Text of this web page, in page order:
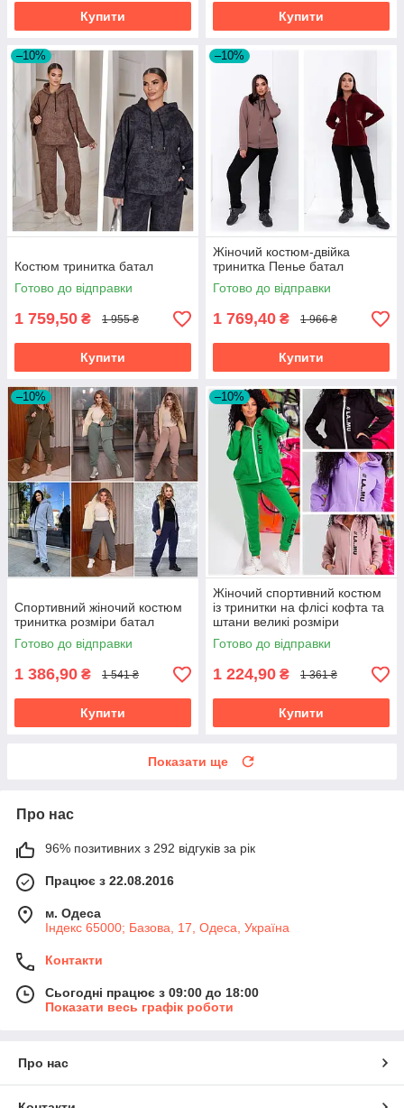
Купити Купити
–10%
Костюм тринитка батал
Готово до відправки
1 759,50 ₴ 1 955 ₴
Купити
–10%
Жіночий костюм-двійка
тринитка Пенье батал
Готово до відправки
1 769,40 ₴ 1 966 ₴
Купити
–10%
Спортивний жіночий костюм
тринитка розміри батал
Готово до відправки
1 386,90 ₴ 1 541 ₴
Купити
–10%
Жіночий спортивний костюм
із тринитки на флісі кофта та
штани великі розміри
Готово до відправки
1 224,90 ₴ 1 361 ₴
Купити
Показати ще
Про нас
96% позитивних з 292 відгуків за рік
Працює з 22.08.2016
м. Одеса
Індекс 65000; Базова, 17, Одеса, Україна
Контакти
Сьогодні працює з 09:00 до 18:00
Показати весь графік роботи
Про нас